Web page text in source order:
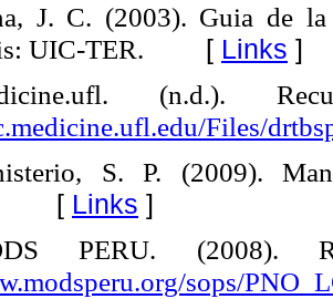
J. C. (2003). Guia de la
UIC-TER. [ Links ]
(n.d.).
Files/
S. P. (2009).
[ Links ]
PERU. (2008).
sops/